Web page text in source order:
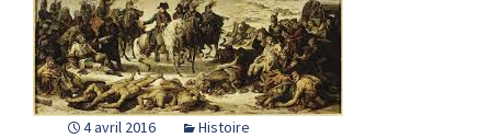
4 avril 2016 Histoire